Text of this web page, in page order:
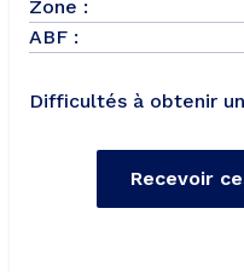
Zone :
ABF :
Difficultés à obtenir
Recevoir